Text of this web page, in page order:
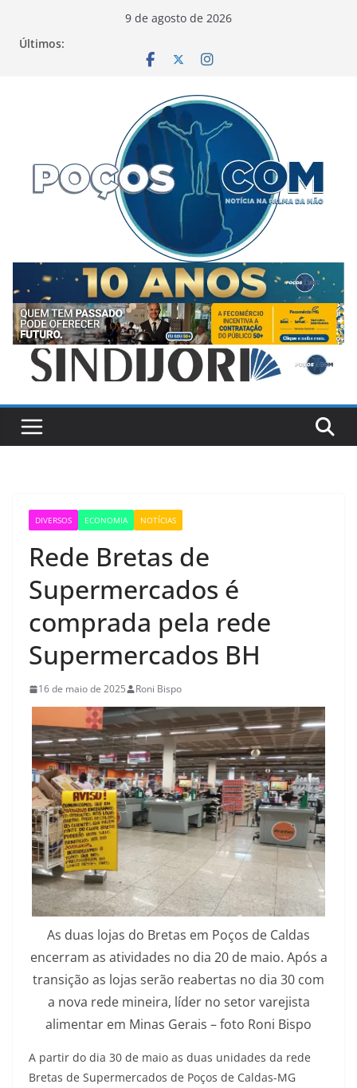
9 de agosto de 2026
Últimos:
DIVERSOS ECONOMIA NOTÍCIAS
Rede Bretas de
Supermercados é
comprada pela rede
Supermercados BH
16 de maio de 2025 Roni Bispo
As duas lojas do Bretas em Poços de Caldas
encerram as atividades no dia 20 de maio. Após a
transição as lojas serão reabertas no dia 30 com
a nova rede mineira, líder no setor varejista
alimentar em Minas Gerais – foto Roni Bispo
A partir do dia 30 de maio as duas unidades da rede
Bretas de Supermercados de Poços de Caldas-MG